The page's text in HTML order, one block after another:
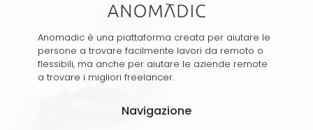
Anomadic è una piattaforma creata per aiutare le
persone a trovare facilmente lavori da remoto o
flessibili, ma anche per aiutare le aziende remote
a trovare i migliori freelancer.
Navigazione